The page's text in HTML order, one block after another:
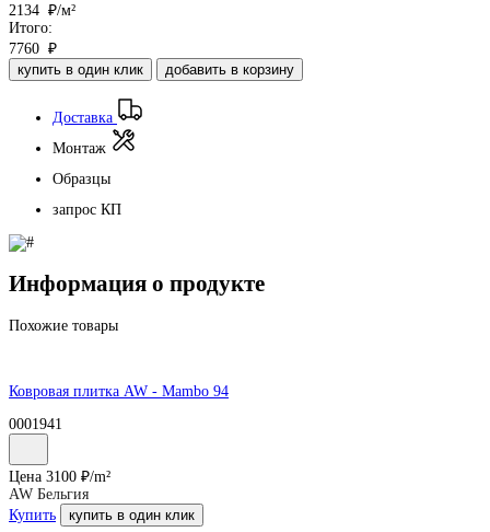
2134 ₽/м²
Итого:
7760 ₽
купить в один клик
добавить в корзину
Доставка
Монтаж
Образцы
запрос КП
Информация о продукте
Похожие товары
Ковровая плитка AW - Mambo 94
0001941
Цена 3100 ₽/m²
AW Бельгия
Купить
купить в один клик